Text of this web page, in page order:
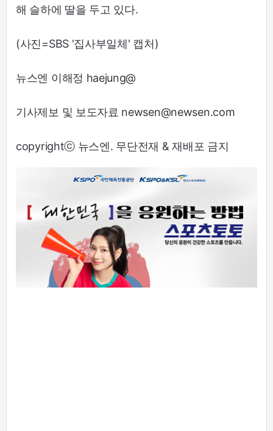
해 슬하에 딸을 두고 있다.
(사진=SBS '집사부일체' 캡처)
뉴스엔 이해정 haejung@
기사제보 및 보도자료 newsen@newsen.com
copyrightⓒ 뉴스엔. 무단전재 & 재배포 금지